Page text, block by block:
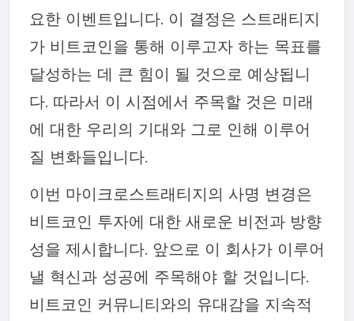
요한 이벤트입니다. 이 결정은 스트래티지
가 비트코인을 통해 이루고자 하는 목표를
달성하는 데 큰 힘이 될 것으로 예상됩니
다. 따라서 이 시점에서 주목할 것은 미래
에 대한 우리의 기대와 그로 인해 이루어
질 변화들입니다.
이번 마이크로스트래티지의 사명 변경은
비트코인 투자에 대한 새로운 비전과 방향
성을 제시합니다. 앞으로 이 회사가 이루어
낼 혁신과 성공에 주목해야 할 것입니다.
비트코인 커뮤니티와의 유대감을 지속적